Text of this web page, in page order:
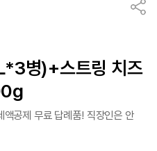
병)+스트링 치즈
공제 무료 답례품! 직장인은 안